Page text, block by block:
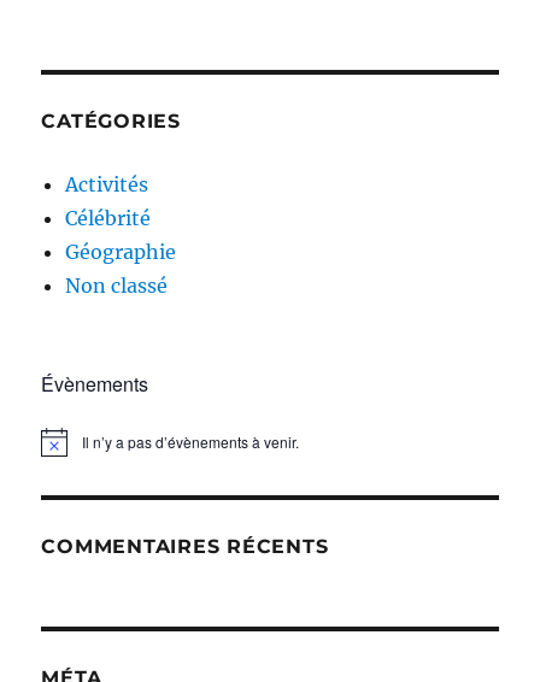
CATÉGORIES
Activités
Célébrité
Géographie
Non classé
Évènements
N
e
Il n’y a pas d’évènements à venir.
COMMENTAIRES RÉCENTS